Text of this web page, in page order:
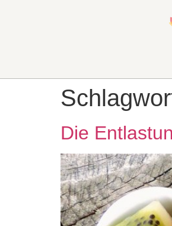
Die